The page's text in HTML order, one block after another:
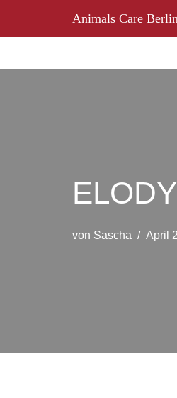
Zum
Animals Care
ELODY
von Sascha April